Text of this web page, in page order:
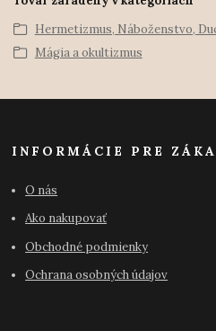
Hermetizmus, Náboženstvo,
Mágia a okultizmus
INFORMÁCIE PRE
O nás
Ako nakupovať
Obchodné podmienky
Ochrana osobných údajov